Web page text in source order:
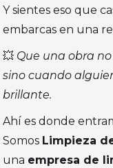
Y sientes eso que
embarcas en una
💥 Que una obra
sino cuando
brillante.
Ahí es donde
Somos Limpieza
una empresa de